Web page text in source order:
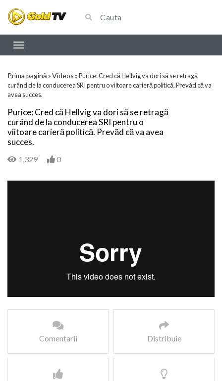
Prima pagină »Videos »Purice: Cred că Hellvig va dori să se retragă
curând de la conducerea SRI pentru o viitoare carieră politică. Prevăd că va
avea succes.
Purice: Cred că Hellvig va dori să se retragă
curând de la conducerea SRI pentru o
viitoare carieră politică. Prevăd că va avea
succes.
1,329 0
Comentarii Distribuie